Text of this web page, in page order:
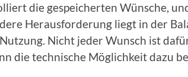
die gespeicherten Wünsche,
Herausforderung liegt in der
Nicht jeder Wunsch ist
die technische Möglichkeit dazu